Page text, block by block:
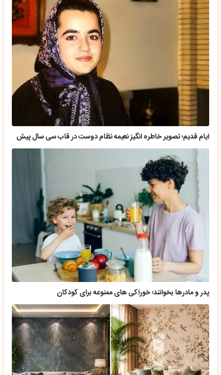
ایام قدیم؛ تصویر خاطره انگیز نعیمه نظام دوست در قاب سی سال پیش
پدر و مادرها بخوانند؛ خوراکی های ممنوعه برای کودکان